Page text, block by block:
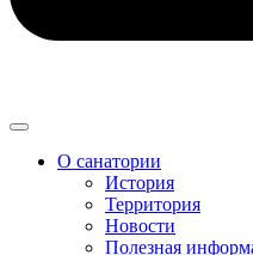
О санатории
История
Территория
Новости
Полезная